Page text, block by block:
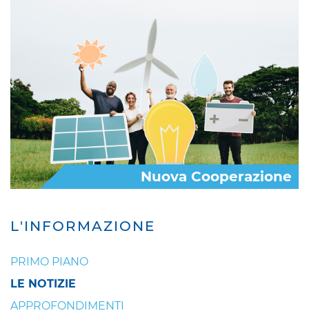
L'INFORMAZIONE
PRIMO PIANO
LE NOTIZIE
APPROFONDIMENTI
Nuova Cooperazione